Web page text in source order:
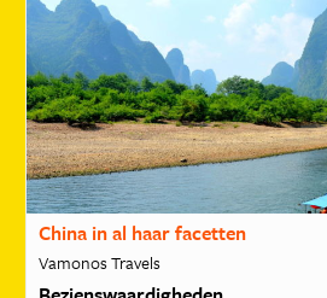
China in al haar facetten
Vamonos Travels